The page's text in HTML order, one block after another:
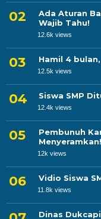
Ada Aturan
Wajib Tahu!
12.6k views
Hamil 4
12.5k views
Siswa SMP
12.4k views
Pembunuh
Menyeramkan!
12k views
Vidio Siswa
11.8k views
Dinas